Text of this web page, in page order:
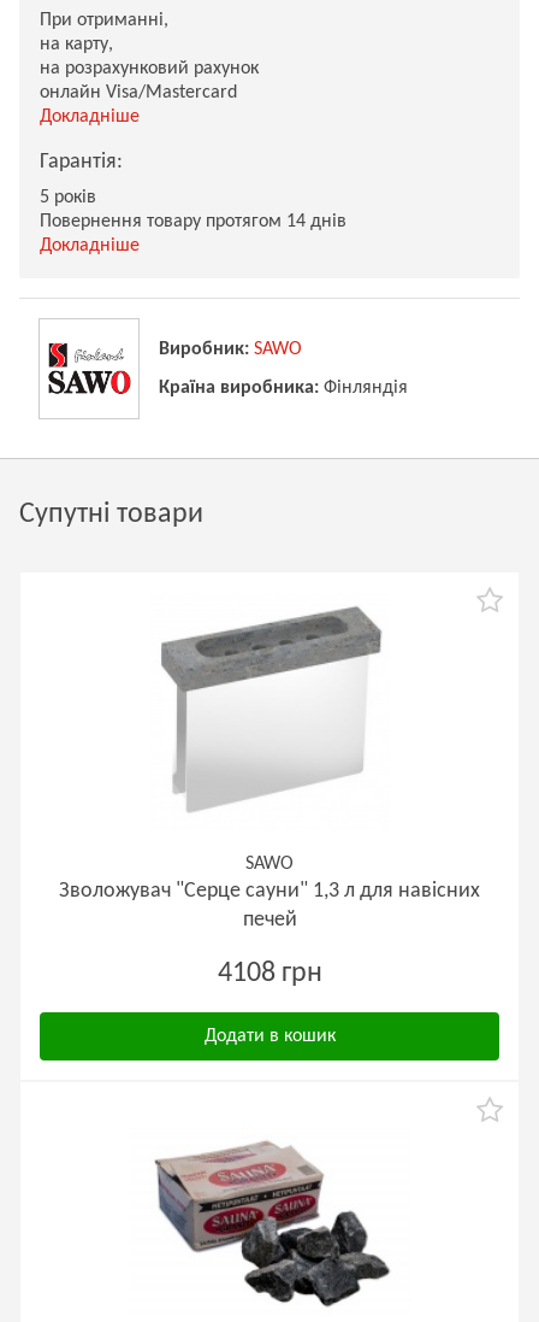
При отриманні,
на карту,
на розрахунковий рахунок
онлайн Visa/Mastercard
Докладніше
Гарантія:
5 років
Повернення товару протягом 14 днів
Докладніше
Виробник: SAWO
Країна виробника: Фінляндія
Супутні товари
SAWO
Зволожувач "Серце сауни" 1,3 л для навісних
печей
4108 грн
Додати в кошик